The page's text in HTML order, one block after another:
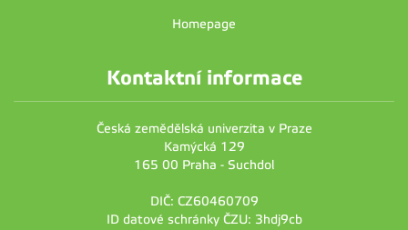
Homepage
Kontaktní informace
Česká zemědělská univerzita v Praze
Kamýcká 129
165 00 Praha - Suchdol
DIČ: CZ60460709
ID datové schránky ČZU: 3hdj9cb